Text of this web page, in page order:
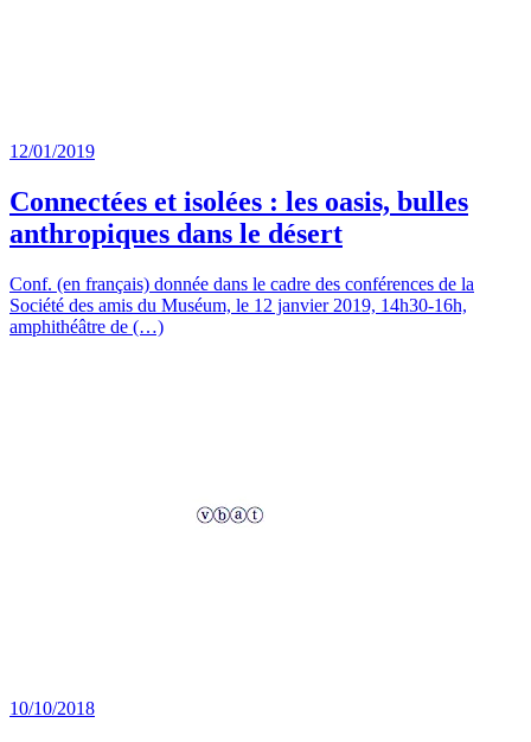
12/01/2019
Connectées et isolées : les oasis, bulles
anthropiques dans le désert
Conf. (en français) donnée dans le cadre des conférences de la
Société des amis du Muséum, le 12 janvier 2019, 14h30-16h,
amphithéâtre de (…)
10/10/2018